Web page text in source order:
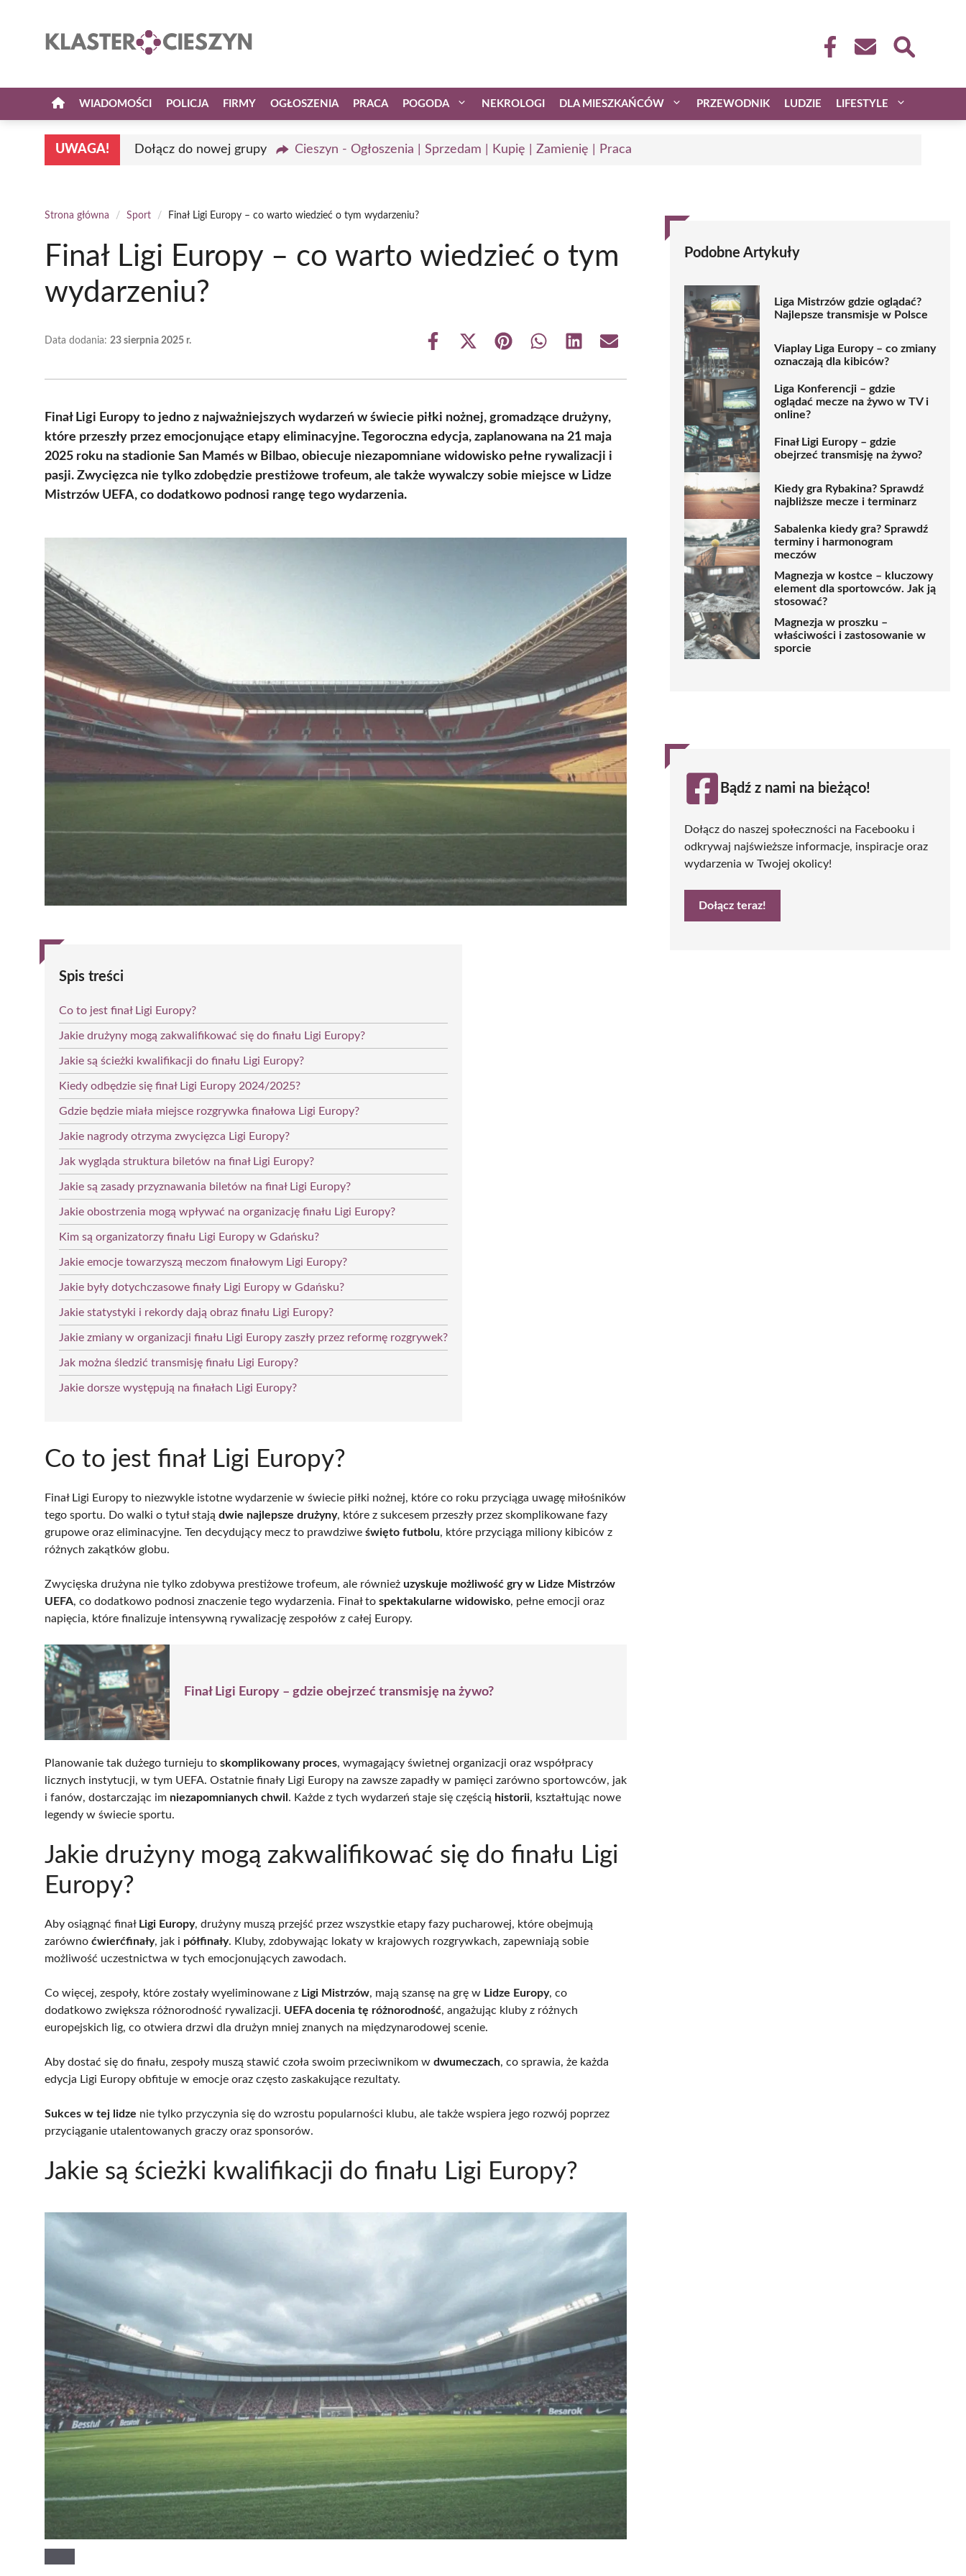
WIADOMOŚCI POLICJA FIRMY OGŁOSZENIA PRACA POGODA NEKROLOGI DLA MIESZKAŃCÓW PRZEWODNIK LUDZIE LIFESTYLE
UWAGA! Dołącz do nowej grupy Cieszyn - Ogłoszenia | Sprzedam | Kupię | Zamienię | Praca
Strona główna / Sport / Finał Ligi Europy – co warto wiedzieć o tym wydarzeniu?
Finał Ligi Europy – co warto wiedzieć o tym
wydarzeniu?
Data dodania: 23 sierpnia 2025 r.
Share
Share
(Twitter)
Share Share Share Share
Finał Ligi Europy to jedno z najważniejszych wydarzeń w świecie piłki nożnej, gromadzące drużyny,
które przeszły przez emocjonujące etapy eliminacyjne. Tegoroczna edycja, zaplanowana na 21 maja
2025 roku na stadionie San Mamés w Bilbao, obiecuje niezapomniane widowisko pełne rywalizacji i
pasji. Zwycięzca nie tylko zdobędzie prestiżowe trofeum, ale także wywalczy sobie miejsce w Lidze
Mistrzów UEFA, co dodatkowo podnosi rangę tego wydarzenia.
Spis treści
Co to jest finał Ligi Europy?
Jakie drużyny mogą zakwalifikować się do finału Ligi Europy?
Jakie są ścieżki kwalifikacji do finału Ligi Europy?
Kiedy odbędzie się finał Ligi Europy 2024/2025?
Gdzie będzie miała miejsce rozgrywka finałowa Ligi Europy?
Jakie nagrody otrzyma zwycięzca Ligi Europy?
Jak wygląda struktura biletów na finał Ligi Europy?
Jakie są zasady przyznawania biletów na finał Ligi Europy?
Jakie obostrzenia mogą wpływać na organizację finału Ligi Europy?
Kim są organizatorzy finału Ligi Europy w Gdańsku?
Jakie emocje towarzyszą meczom finałowym Ligi Europy?
Jakie były dotychczasowe finały Ligi Europy w Gdańsku?
Jakie statystyki i rekordy dają obraz finału Ligi Europy?
Jakie zmiany w organizacji finału Ligi Europy zaszły przez reformę rozgrywek?
Jak można śledzić transmisję finału Ligi Europy?
Jakie dorsze występują na finałach Ligi Europy?
Co to jest finał Ligi Europy?
Finał Ligi Europy to niezwykle istotne wydarzenie w świecie piłki nożnej, które co roku przyciąga uwagę miłośników
tego sportu. Do walki o tytuł stają dwie najlepsze drużyny, które z sukcesem przeszły przez skomplikowane fazy
grupowe oraz eliminacyjne. Ten decydujący mecz to prawdziwe święto futbolu, które przyciąga miliony kibiców z
różnych zakątków globu.
Zwycięska drużyna nie tylko zdobywa prestiżowe trofeum, ale również uzyskuje możliwość gry w Lidze Mistrzów
UEFA, co dodatkowo podnosi znaczenie tego wydarzenia. Finał to spektakularne widowisko, pełne emocji oraz
napięcia, które finalizuje intensywną rywalizację zespołów z całej Europy.
Finał Ligi Europy – gdzie obejrzeć transmisję na żywo?
Planowanie tak dużego turnieju to skomplikowany proces, wymagający świetnej organizacji oraz współpracy
licznych instytucji, w tym UEFA. Ostatnie finały Ligi Europy na zawsze zapadły w pamięci zarówno sportowców, jak
i fanów, dostarczając im niezapomnianych chwil . Każde z tych wydarzeń staje się częścią historii, kształtując nowe
legendy w świecie sportu.
Jakie drużyny mogą zakwalifikować się do finału Ligi
Europy?
Aby osiągnąć finał Ligi Europy, drużyny muszą przejść przez wszystkie etapy fazy pucharowej, które obejmują
zarówno ćwierćfinały, jak i półfinały. Kluby, zdobywając lokaty w krajowych rozgrywkach, zapewniają sobie
możliwość uczestnictwa w tych emocjonujących zawodach.
Co więcej, zespoły, które zostały wyeliminowane z Ligi Mistrzów, mają szansę na grę w Lidze Europy, co
dodatkowo zwiększa różnorodność rywalizacji. UEFA docenia tę różnorodność, angażując kluby z różnych
europejskich lig, co otwiera drzwi dla drużyn mniej znanych na międzynarodowej scenie.
Aby dostać się do finału, zespoły muszą stawić czoła swoim przeciwnikom w dwumeczach, co sprawia, że każda
edycja Ligi Europy obfituje w emocje oraz często zaskakujące rezultaty.
Sukces w tej lidze nie tylko przyczynia się do wzrostu popularności klubu, ale także wspiera jego rozwój poprzez
przyciąganie utalentowanych graczy oraz sponsorów.
Jakie są ścieżki kwalifikacji do finału Ligi Europy?
Podobne Artykuły
Liga Mistrzów gdzie oglądać?
Najlepsze transmisje w Polsce
Viaplay Liga Europy – co zmiany
oznaczają dla kibiców?
Liga Konferencji – gdzie
oglądać mecze na żywo w TV i
online?
Finał Ligi Europy – gdzie
obejrzeć transmisję na żywo?
Kiedy gra Rybakina? Sprawdź
najbliższe mecze i terminarz
Sabalenka kiedy gra? Sprawdź
terminy i harmonogram
meczów
Magnezja w kostce – kluczowy
element dla sportowców. Jak ją
stosować?
Magnezja w proszku –
właściwości i zastosowanie w
sporcie
Bądź z nami na bieżąco!
Dołącz do naszej społeczności na Facebooku i
odkrywaj najświeższe informacje, inspiracje oraz
wydarzenia w Twojej okolicy!
Dołącz teraz!